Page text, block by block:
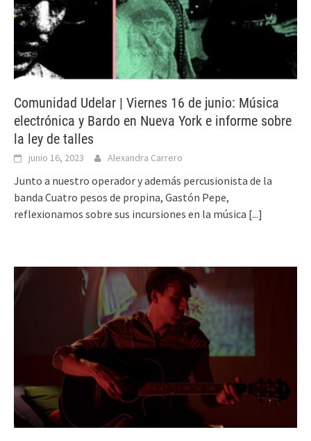
Comunidad Udelar | Viernes 16 de junio: Música
electrónica y Bardo en Nueva York e informe sobre
la ley de talles
junio 16, 2023 Alexandra Carrero
Junto a nuestro operador y además percusionista de la
banda Cuatro pesos de propina, Gastón Pepe,
reflexionamos sobre sus incursiones en la música [...]